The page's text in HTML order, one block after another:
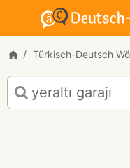
Türkisch-Deutsch
Türkisch-
Deutsch
Übersetzung